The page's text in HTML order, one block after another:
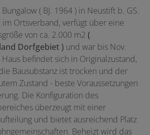
( BJ. 1964 ) in Neustift b. GS.
Ortsverband, verfügt über eine
von ca. 2.000 m2 (
Dorfgebiet ) und war bis Nov.
befindet sich in Originalzustand,
Bausubstanz ist trocken und der
Zustand - beste Voraussetzungen
Die Konfiguration des
überzeugt mit einer
und bietet ausreichend Platz
Beheizt wird das